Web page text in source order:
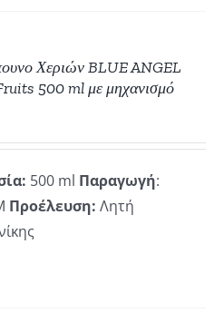
Χεριών BLUE ANGEL
500 ml με μηχανισμό
500 ml Παραγωγή:
Προέλευση: Λητή